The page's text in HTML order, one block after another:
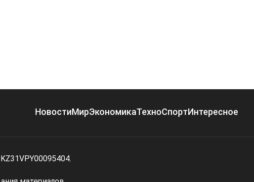
НовостиМирЭкономикаТехноСпортИнтересное